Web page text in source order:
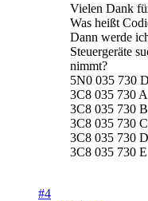
Vielen Dank
Was heißt
Dann werde
Steuergeräte
nimmt?
5N0 035 730 D
3C8 035 730 A
3C8 035 730 B
3C8 035 730 C
3C8 035 730
3C8 035 730 E
#4